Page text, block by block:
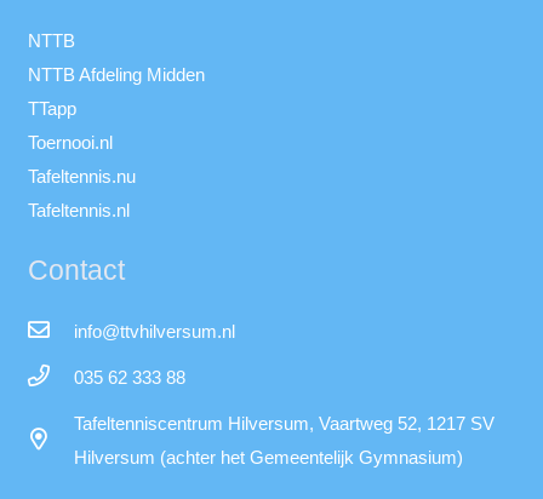
NTTB
NTTB Afdeling Midden
TTapp
Toernooi.nl
Tafeltennis.nu
Tafeltennis.nl
Contact
info@ttvhilversum.nl
035 62 333 88
Tafeltenniscentrum Hilversum, Vaartweg 52, 1217 SV
Hilversum (achter het Gemeentelijk Gymnasium)